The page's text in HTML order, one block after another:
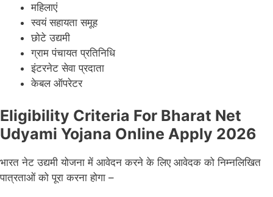
महिलाएं
स्वयं सहायता समूह
छोटे उद्यमी
ग्राम पंचायत प्रतिनिधि
इंटरनेट सेवा प्रदाता
केबल ऑपरेटर
Eligibility Criteria For Bharat Net
Udyami Yojana Online Apply 2026
भारत नेट उद्यमी योजना में आवेदन करने के लिए आवेदक को निम्नलिखित
पात्रताओं को पूरा करना होगा –